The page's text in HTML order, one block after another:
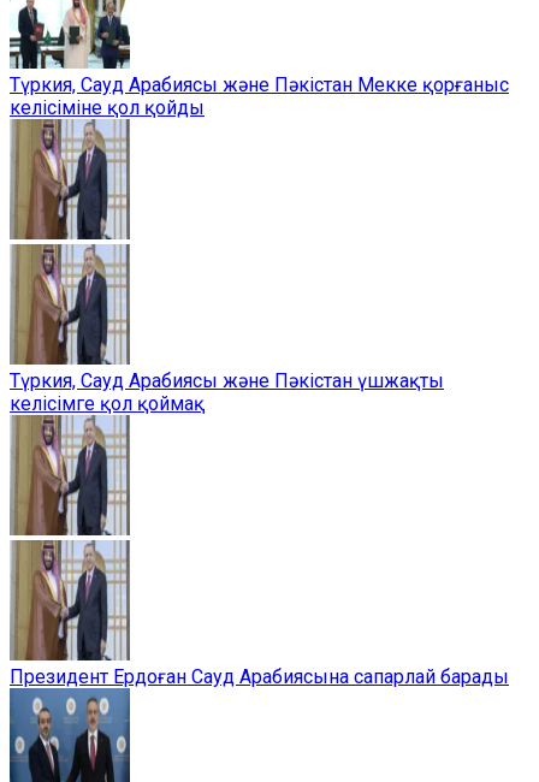
Түркия, Сауд Арабиясы және Пәкістан Мекке қорғаныс
келісіміне қол қойды
Түркия, Сауд Арабиясы және Пәкістан үшжақты
келісімге қол қоймақ
Президент Ердоған Сауд Арабиясына сапарлай барады